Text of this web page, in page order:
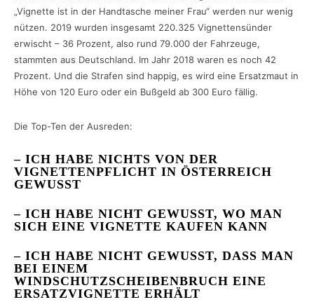
„Vignette ist in der Handtasche meiner Frau“ werden nur wenig
nützen. 2019 wurden insgesamt 220.325 Vignettensünder
erwischt – 36 Prozent, also rund 79.000 der Fahrzeuge,
stammten aus Deutschland. Im Jahr 2018 waren es noch 42
Prozent. Und die Strafen sind happig, es wird eine Ersatzmaut in
Höhe von 120 Euro oder ein Bußgeld ab 300 Euro fällig.
Die Top-Ten der Ausreden:
– ICH HABE NICHTS VON DER
VIGNETTENPFLICHT IN ÖSTERREICH
GEWUSST
– ICH HABE NICHT GEWUSST, WO MAN
SICH EINE VIGNETTE KAUFEN KANN
– ICH HABE NICHT GEWUSST, DASS MAN
BEI EINEM
WINDSCHUTZSCHEIBENBRUCH EINE
ERSATZVIGNETTE ERHÄLT